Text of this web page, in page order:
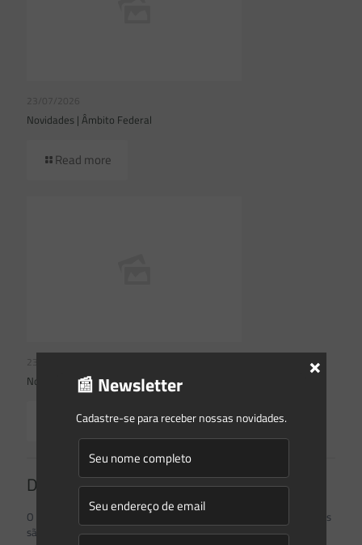
23/07/2026
Novidades | Âmbito Federal
Read more
23/07/2026
Novidades | Âmbito Estadual: Rio Grande do Sul
Read more
Deixe um comentário
O seu endereço de e-mail não será publicado.
Campos obrigatórios
são marcados com*
📰 Newsletter
Cadastre-se para receber nossas novidades.
×